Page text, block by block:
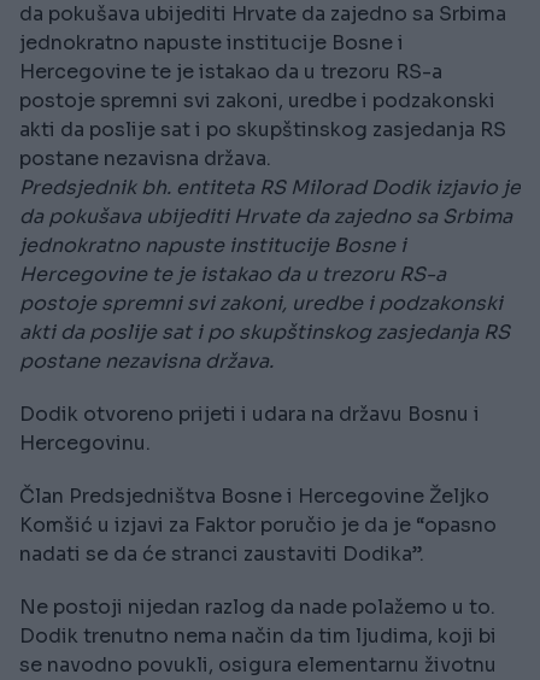
da pokušava ubijediti Hrvate da zajedno sa Srbima
jednokratno napuste institucije Bosne i
Hercegovine te je istakao da u trezoru RS-a
postoje spremni svi zakoni, uredbe i podzakonski
akti da poslije sat i po skupštinskog zasjedanja RS
postane nezavisna država.
Predsjednik bh. entiteta RS Milorad Dodik izjavio je
da pokušava ubijediti Hrvate da zajedno sa Srbima
jednokratno napuste institucije Bosne i
Hercegovine te je istakao da u trezoru RS-a
postoje spremni svi zakoni, uredbe i podzakonski
akti da poslije sat i po skupštinskog zasjedanja RS
postane nezavisna država.
Dodik otvoreno prijeti i udara na državu Bosnu i
Hercegovinu.
Član Predsjedništva Bosne i Hercegovine Željko
Komšić u izjavi za Faktor poručio je da je “opasno
nadati se da će stranci zaustaviti Dodika”.
Ne postoji nijedan razlog da nade polažemo u to.
Dodik trenutno nema način da tim ljudima, koji bi
se navodno povukli, osigura elementarnu životnu